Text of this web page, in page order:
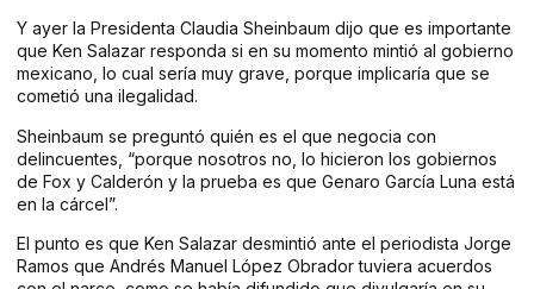
Y ayer la Presidenta Claudia Sheinbaum dijo que es importante
que Ken Salazar responda si en su momento mintió al gobierno
mexicano, lo cual sería muy grave, porque implicaría que se
cometió una ilegalidad.
Sheinbaum se preguntó quién es el que negocia con
delincuentes, “porque nosotros no, lo hicieron los gobiernos
de Fox y Calderón y la prueba es que Genaro García Luna está
en la cárcel”.
El punto es que Ken Salazar desmintió ante el periodista Jorge
Ramos que Andrés Manuel López Obrador tuviera acuerdos